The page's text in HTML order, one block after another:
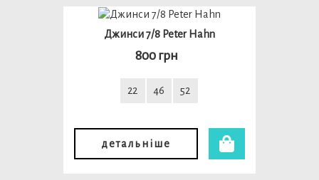
Джинси 7/8 Peter Hahn
800 грн
22 46 52
детальніше